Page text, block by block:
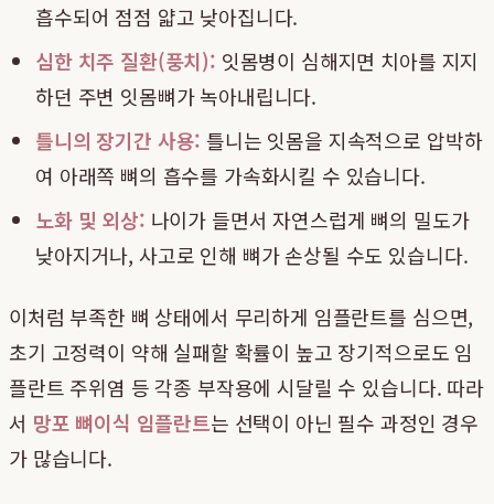
흡수되어 점점 얇고 낮아집니다.
심한 치주 질환(풍치): 잇몸병이 심해지면 치아를 지지
하던 주변 잇몸뼈가 녹아내립니다.
틀니의 장기간 사용: 틀니는 잇몸을 지속적으로 압박하
여 아래쪽 뼈의 흡수를 가속화시킬 수 있습니다.
노화 및 외상: 나이가 들면서 자연스럽게 뼈의 밀도가
낮아지거나, 사고로 인해 뼈가 손상될 수도 있습니다.
이처럼 부족한 뼈 상태에서 무리하게 임플란트를 심으면,
초기 고정력이 약해 실패할 확률이 높고 장기적으로도 임
플란트 주위염 등 각종 부작용에 시달릴 수 있습니다. 따라
서 망포 뼈이식 임플란트는 선택이 아닌 필수 과정인 경우
가 많습니다.